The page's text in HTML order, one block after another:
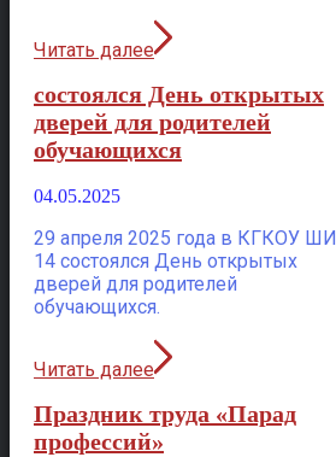
Читать далее
состоялся День открытых
дверей для родителей
обучающихся
04.05.2025
29 апреля 2025 года в КГКОУ ШИ
14 состоялся День открытых
дверей для родителей
обучающихся.
Читать далее
Праздник труда «Парад
профессий»